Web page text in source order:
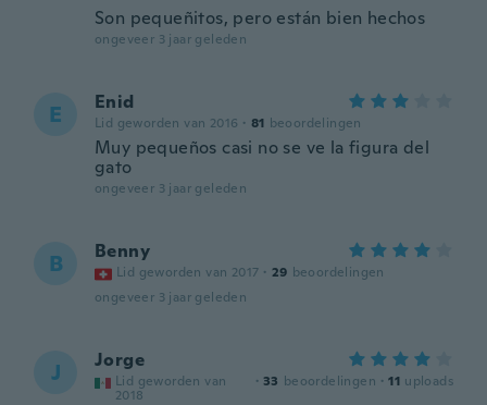
Son pequeñitos, pero están bien hechos
ongeveer 3 jaar geleden
E Enid
Lid geworden van 2016 · 81 beoordelingen
Muy pequeños casi no se ve la figura del
gato
ongeveer 3 jaar geleden
B Benny
Lid geworden van 2017 · 29 beoordelingen
ongeveer 3 jaar geleden
J Jorge
Lid geworden van
2018
· 33 beoordelingen · 11 uploads